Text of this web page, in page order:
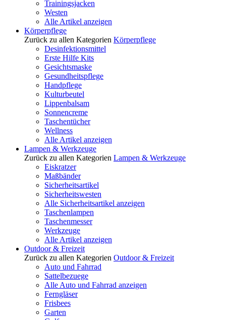
Trainingsjacken
Westen
Alle Artikel anzeigen
Körperpflege
Zurück zu allen Kategorien Körperpflege
Desinfektionsmittel
Erste Hilfe Kits
Gesichtsmaske
Gesundheitspflege
Handpflege
Kulturbeutel
Lippenbalsam
Sonnencreme
Taschentücher
Wellness
Alle Artikel anzeigen
Lampen & Werkzeuge
Zurück zu allen Kategorien Lampen & Werkzeuge
Eiskratzer
Maßbänder
Sicherheitsartikel
Sicherheitswesten
Alle Sicherheitsartikel anzeigen
Taschenlampen
Taschenmesser
Werkzeuge
Alle Artikel anzeigen
Outdoor & Freizeit
Zurück zu allen Kategorien Outdoor & Freizeit
Auto und Fahrrad
Sattelbezuege
Alle Auto und Fahrrad anzeigen
Ferngläser
Frisbees
Garten